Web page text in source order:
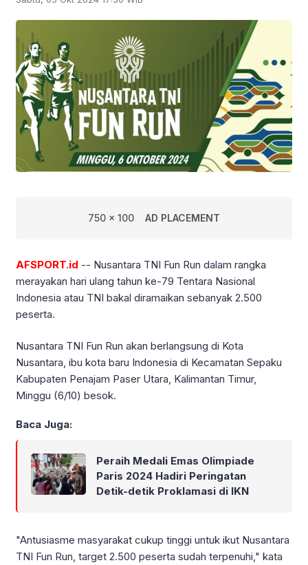
750 x 100 AD PLACEMENT
AFSPORT.id -- Nusantara TNI Fun Run dalam rangka
merayakan hari ulang tahun ke-79 Tentara Nasional
Indonesia atau TNI bakal diramaikan sebanyak 2.500
peserta.
Nusantara TNI Fun Run akan berlangsung di Kota
Nusantara, ibu kota baru Indonesia di Kecamatan Sepaku
Kabupaten Penajam Paser Utara, Kalimantan Timur,
Minggu (6/10) besok.
Baca Juga:
Peraih Medali Emas Olimpiade
Paris 2024 Hadiri Peringatan
Detik-detik Proklamasi di IKN
"Antusiasme masyarakat cukup tinggi untuk ikut Nusantara
TNI Fun Run, target 2.500 peserta sudah terpenuhi," kata